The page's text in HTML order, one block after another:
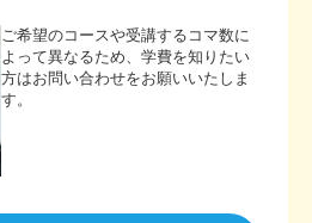
ご希望のコースや受講するコマ数に
よって異なるため、学費を知りたい
方はお問い合わせをお願いいたしま
す。